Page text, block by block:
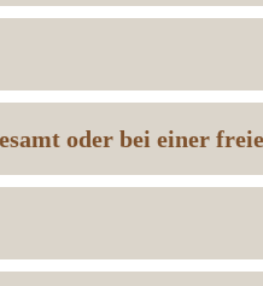
oder bei einer